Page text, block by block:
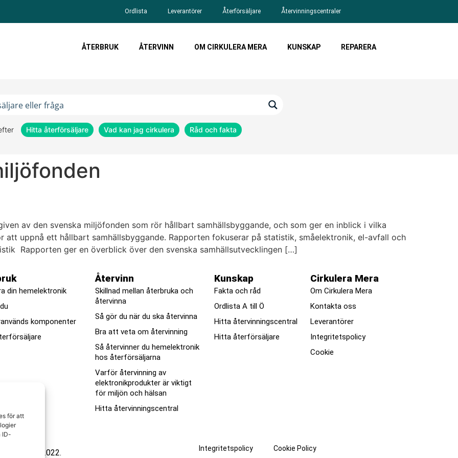
föratt
ier
ID-
Ordlista
Leverantörer Återförsäljare Återvinningscentraler
ÅTERBRUK ÅTERVINN OM CIRKULERA MERA KUNSKAP REPARERA
Hitta återförsäljare Vad kan jag cirkulera Råd och fakta
av den svenska miljöfonden som rör hållbart samhällsbyggande, och som ger en inblick i vilka
uppnå ett hållbart samhällsbyggande. Rapporten fokuserar på statistik, småelektronik, el-avfall och
Rapporten ger en överblick över den svenska samhällsutvecklingen […]
din hemelektronik
komponenter
Återvinn
Skillnad mellan återbruka och
återvinna
Så gör du när du ska återvinna
Bra att veta om återvinning
Så återvinner du hemelektronik
hos återförsäljarna
Varför återvinning av
elektronikprodukter är viktigt
för miljön och hälsan
Hitta återvinningscentral
Kunskap
Fakta och råd
Ordlista A till Ö
Hitta återvinningscentral
Hitta återförsäljare
Cirkulera Mera
Om Cirkulera Mera
Kontakta oss
Leverantörer
Integritetspolicy
Cookie
© 2022. Integritetspolicy Cookie Policy